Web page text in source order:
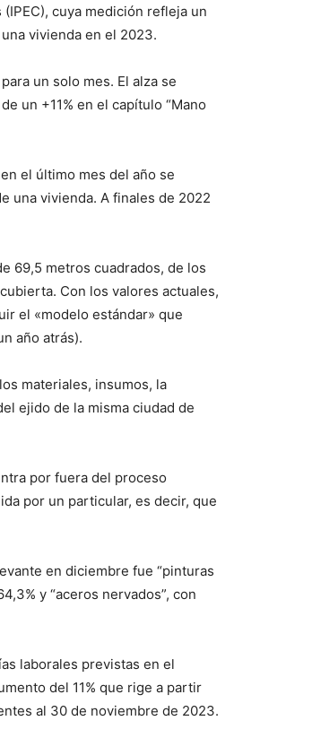
cuya medición refleja un
vivienda en el 2023.
un solo mes. El alza se
un +11% en el capítulo “Mano
el último mes del año se
una vivienda. A finales de 2022
69,5 metros cuadrados, de los
Con los valores actuales,
el «modelo estándar» que
año atrás).
materiales, insumos, la
ejido de la misma ciudad de
por fuera del proceso
por un particular, es decir, que
en diciembre fue “pinturas
y “aceros nervados”, con
laborales previstas en el
del 11% que rige a partir
al 30 de noviembre de 2023.